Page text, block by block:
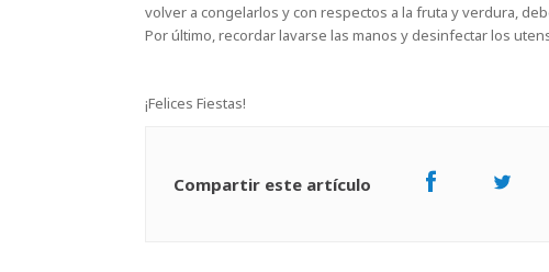
volver a congelarlos y con respectos a la fruta y verdura,
Por último, recordar lavarse las manos y desinfectar los
¡Felices Fiestas!
Compartir este artículo